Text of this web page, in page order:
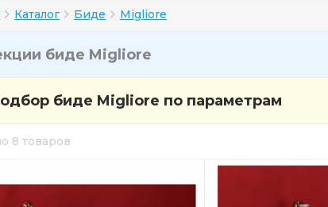
Каталог Биде Migliore
биде Migliore
биде Migliore по параметрам
8 товаров